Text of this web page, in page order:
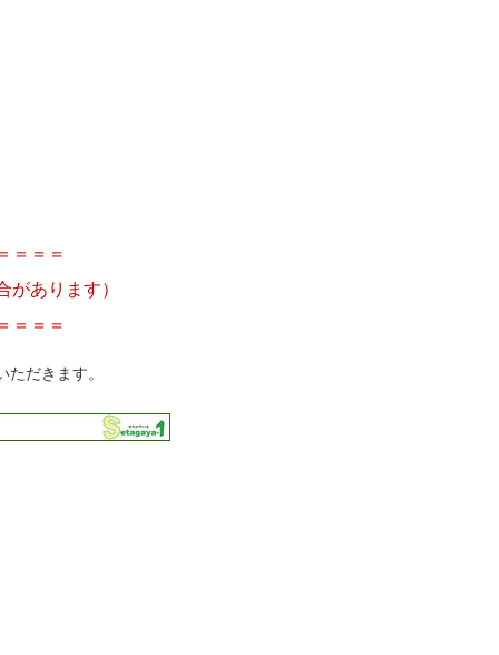
＝＝＝
あります）
＝＝＝
だきます。